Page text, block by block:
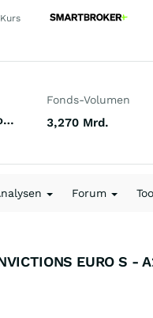
Aktienfonds All Cap Euroland
Fonds-Volumen
3,270 Mrd.
Forum
EURO S -